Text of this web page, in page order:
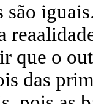
são
que o
das